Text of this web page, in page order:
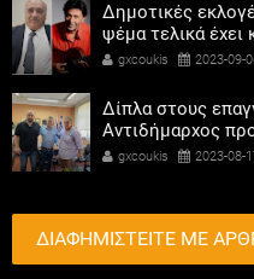
Δημοτικές
ψέμα τελικά έχει
gxcoukis 2023-09-
Δίπλα στους
Αντιδήμαρχος
Καψοκόλης
gxcoukis 2023-08-
ΔΙΑΦΗΜΙΣΤΕΙΤΕ ΜΕ